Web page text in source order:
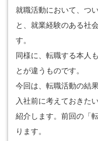
就職活動において、つ
と、就業経験のある社
す。
同様に、転職する本人
とが違うものです。
今回は、転職活動の結
入社前に考えておきた
紹介します。前回の「
ります。